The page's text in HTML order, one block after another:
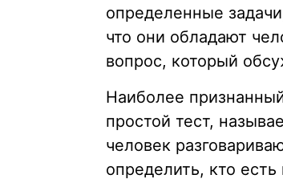
определенные
что они обладают
вопрос, который
Наиболее
простой тест,
человек
определить, кто есть